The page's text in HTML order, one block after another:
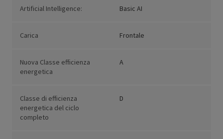
Artificial Intelligence: Basic AI
Carica Frontale
Nuova Classe efficienza
energetica
A
Classe di efficienza
energetica del ciclo
completo
D